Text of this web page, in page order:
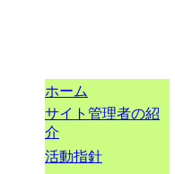
ホーム
サイト管理者の紹
介
活動指針